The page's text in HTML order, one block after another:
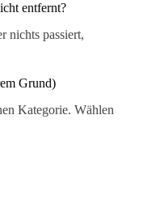
entfernt?
nichts passiert,
Grund)
Kategorie. Wählen